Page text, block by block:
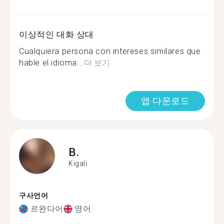
이상적인 대화 상대
Cualquiera persona con intereses similares que
hable el idioma... 더 보기
앱 다운로드
B.
Kigali
구사언어
르완다어 영어